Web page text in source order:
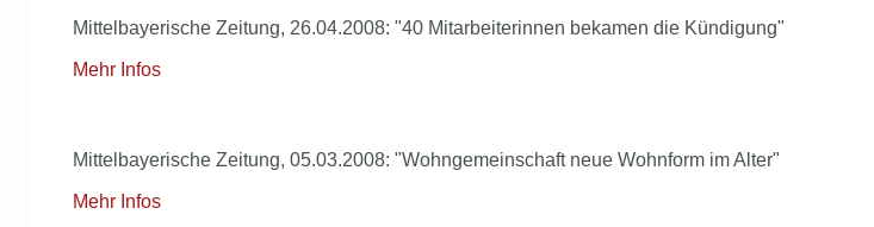
Mittelbayerische Zeitung, 26.04.2008: "40 Mitarbeiterinnen bekamen die Kündigung"
Mehr Infos
Mittelbayerische Zeitung, 05.03.2008: "Wohngemeinschaft neue Wohnform im Alter"
Mehr Infos